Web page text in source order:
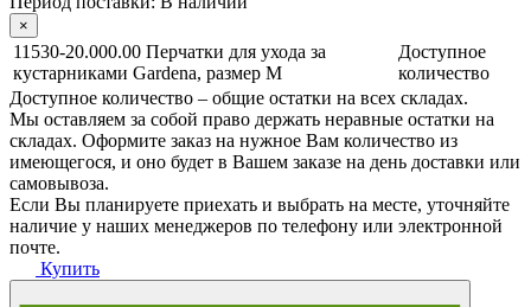
×
11530-20.000.00 Перчатки для ухода за
кустарниками Gardena, размер M
Доступное
количество
Доступное количество – общие остатки на всех складах.
Мы оставляем за собой право держать неравные остатки на
складах. Оформите заказ на нужное Вам количество из
имеющегося, и оно будет в Вашем заказе на день доставки или
самовывоза.
Если Вы планируете приехать и выбрать на месте, уточняйте
наличие у наших менеджеров по телефону или электронной
почте.
Купить